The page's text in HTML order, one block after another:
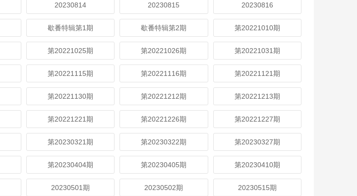
20230814 20230815 20230816
歇番特辑第1期 歇番特辑第2期 第20221010期
第20221025期 第20221026期 第20221031期
第20221115期 第20221116期 第20221121期
第20221130期 第20221212期 第20221213期
第20221221期 第20221226期 第20221227期
第20230321期 第20230322期 第20230327期
第20230404期 第20230405期 第20230410期
20230501期 20230502期 20230515期